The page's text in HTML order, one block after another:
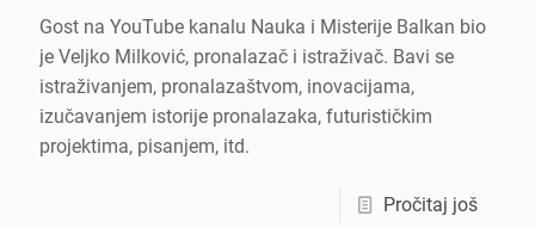
Gost na YouTube kanalu Nauka i Misterije Balkan bio
je Veljko Milković, pronalazač i istraživač. Bavi se
istraživanjem, pronalazaštvom, inovacijama,
izučavanjem istorije pronalazaka, futurističkim
projektima, pisanjem, itd.
Pročitaj još